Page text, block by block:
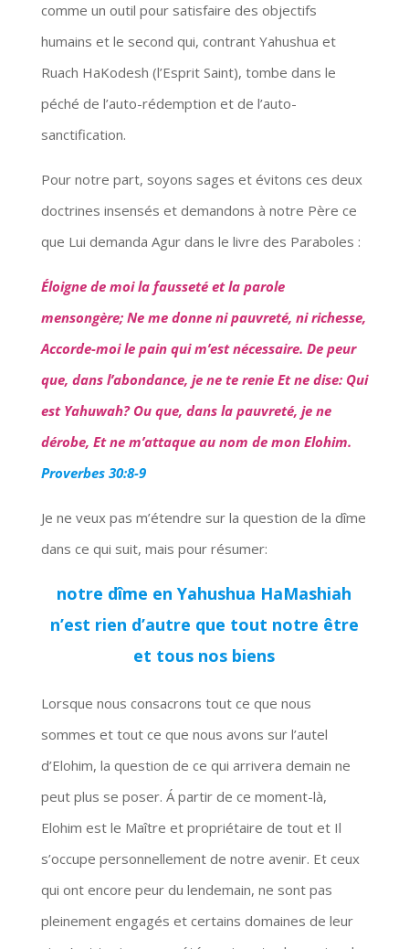
comme un outil pour satisfaire des objectifs
humains et le second qui, contrant Yahushua et
Ruach HaKodesh (l’Esprit Saint), tombe dans le
péché de l’auto-rédemption et de l’auto-
sanctification.
Pour notre part, soyons sages et évitons ces deux
doctrines insensés et demandons à notre Père ce
que Lui demanda Agur dans le livre des Paraboles :
Éloigne de moi la fausseté et la parole
mensongère; Ne me donne ni pauvreté, ni richesse,
Accorde-moi le pain qui m’est nécessaire. De peur
que, dans l’abondance, je ne te renie Et ne dise: Qui
est Yahuwah? Ou que, dans la pauvreté, je ne
dérobe, Et ne m’attaque au nom de mon Elohim.
Proverbes 30:8-9
Je ne veux pas m’étendre sur la question de la dîme
dans ce qui suit, mais pour résumer:
notre dîme en Yahushua HaMashiah
n’est rien d’autre que tout notre être
et tous nos biens
Lorsque nous consacrons tout ce que nous
sommes et tout ce que nous avons sur l’autel
d’Elohim, la question de ce qui arrivera demain ne
peut plus se poser. Á partir de ce moment-là,
Elohim est le Maître et propriétaire de tout et Il
s’occupe personnellement de notre avenir. Et ceux
qui ont encore peur du lendemain, ne sont pas
pleinement engagés et certains domaines de leur